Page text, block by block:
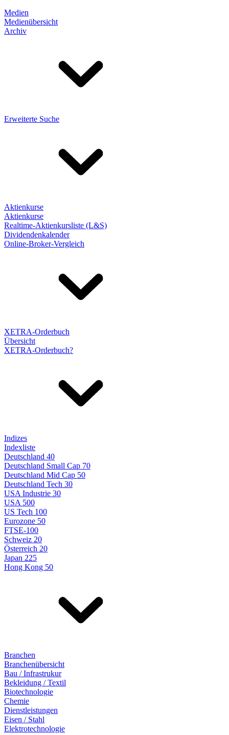
Medien
Medienübersicht
Archiv
Erweiterte Suche
Aktienkurse
Aktienkurse
Realtime-Aktienkursliste (L&S)
Dividendenkalender
Online-Broker-Vergleich
XETRA-Orderbuch
Übersicht
XETRA-Orderbuch?
Indizes
Indexliste
Deutschland 40
Deutschland Small Cap 70
Deutschland Mid Cap 50
Deutschland Tech 30
USA Industrie 30
USA 500
US Tech 100
Eurozone 50
FTSE-100
Schweiz 20
Österreich 20
Japan 225
Hong Kong 50
Branchen
Branchenübersicht
Bau / Infrastrukur
Bekleidung / Textil
Biotechnologie
Chemie
Dienstleistungen
Eisen / Stahl
Elektrotechnologie